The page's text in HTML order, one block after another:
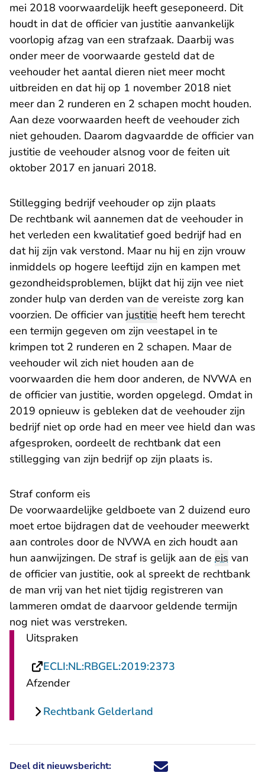
mei 2018 voorwaardelijk heeft geseponeerd. Dit
houdt in dat de officier van justitie aanvankelijk
voorlopig afzag van een strafzaak. Daarbij was
onder meer de voorwaarde gesteld dat de
veehouder het aantal dieren niet meer mocht
uitbreiden en dat hij op 1 november 2018 niet
meer dan 2 runderen en 2 schapen mocht houden.
Aan deze voorwaarden heeft de veehouder zich
niet gehouden. Daarom dagvaardde de officier van
justitie de veehouder alsnog voor de feiten uit
oktober 2017 en januari 2018.
Stillegging bedrijf veehouder op zijn plaats
De rechtbank wil aannemen dat de veehouder in
het verleden een kwalitatief goed bedrijf had en
dat hij zijn vak verstond. Maar nu hij en zijn vrouw
inmiddels op hogere leeftijd zijn en kampen met
gezondheidsproblemen, blijkt dat hij zijn vee niet
zonder hulp van derden van de vereiste zorg kan
voorzien. De officier van justitie heeft hem terecht
een termijn gegeven om zijn veestapel in te
krimpen tot 2 runderen en 2 schapen. Maar de
veehouder wil zich niet houden aan de
voorwaarden die hem door anderen, de NVWA en
de officier van justitie, worden opgelegd. Omdat in
2019 opnieuw is gebleken dat de veehouder zijn
bedrijf niet op orde had en meer vee hield dan was
afgesproken, oordeelt de rechtbank dat een
stillegging van zijn bedrijf op zijn plaats is.
Straf conform eis
De voorwaardelijke geldboete van 2 duizend euro
moet ertoe bijdragen dat de veehouder meewerkt
aan controles door de NVWA en zich houdt aan
hun aanwijzingen. De straf is gelijk aan de eis van
de officier van justitie, ook al spreekt de rechtbank
de man vrij van het niet tijdig registreren van
lammeren omdat de daarvoor geldende termijn
nog niet was verstreken.
Uitspraken
ECLI:NL:RBGEL:2019:2373
Afzender
Rechtbank Gelderland
Deel dit nieuwsbericht: Deel dit nieuwsbericht via X -
Deel dit nieuwsbericht via
Deel dit nieuwsbericht
Deel dit